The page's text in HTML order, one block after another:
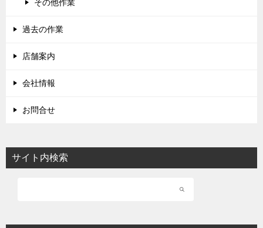
その他作業
過去の作業
店舗案内
会社情報
お問合せ
サイト内検索